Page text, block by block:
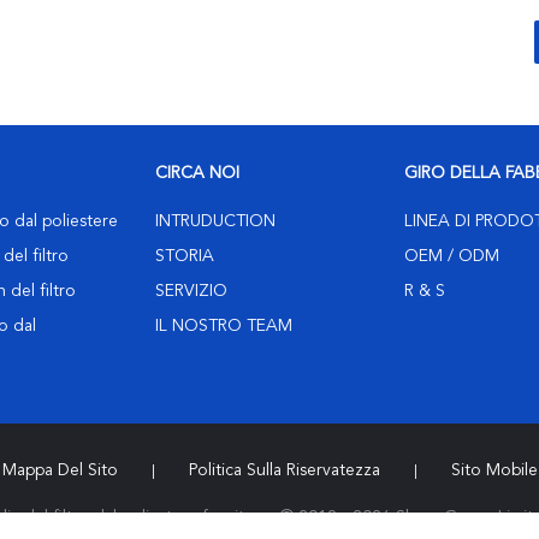
dal poliestere
del filtro
del filtro
dal
CIRCA NOI
INTRUDUCTION
STORIA
SERVIZIO
IL NOSTRO TEAM
GIRO DELLA
LINEA DI
OEM / ODM
R & S
Mappa Del Sito Politica Sulla Riservatezza Sito Mobile
del filtro dal poliestere fornitore. © 2019 - 2026 Share Group